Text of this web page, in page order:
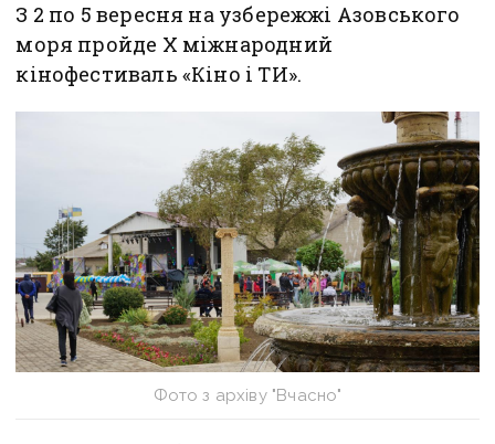
З 2 по 5 вересня на узбережжі Азовського
моря пройде X міжнародний
кінофестиваль «Кіно і ТИ».
Фото з архіву "Вчасно"